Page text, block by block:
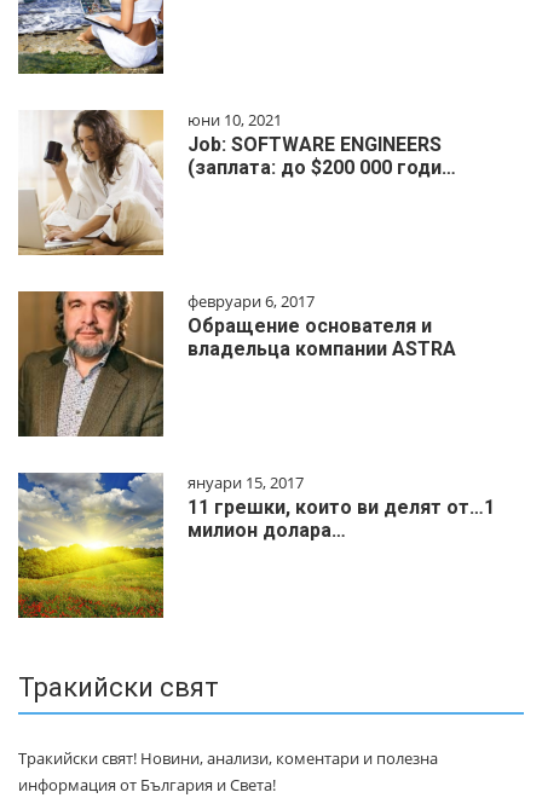
юни 10, 2021
Job: SOFTWARE ENGINEERS
(заплата: до $200 000 годи…
февруари 6, 2017
Обращение основателя и
владельца компании ASTRA
януари 15, 2017
11 грешки, които ви делят от…1
милиoн дoлapa…
Тракийски свят
Тракийски свят! Новини, анализи, коментари и полезна
информация от България и Света!